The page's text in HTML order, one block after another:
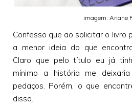
imagem: Ariane
Confesso que ao solicitar o livro
a menor ideia do que
Claro que pelo título eu já
mínimo a história me
pedaços. Porém, o que
disso.